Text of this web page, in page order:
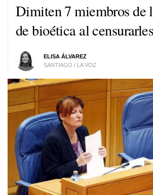
Dimiten 7 miembros de
de bioética al
ELISA ÁLVAREZ
SANTIAGO / LA VOZ